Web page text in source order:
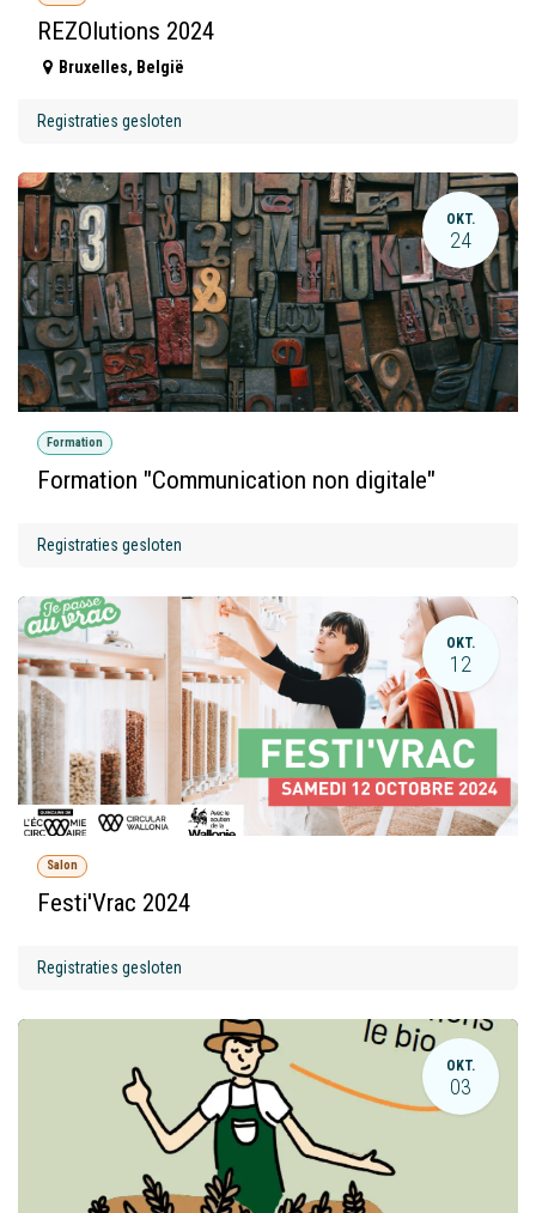
REZOlutions 2024
Bruxelles, België
Registraties gesloten
OKT.
24
Formation
Formation "Communication non digitale"
Registraties gesloten
OKT.
12
Salon
Festi'Vrac 2024
Registraties gesloten
OKT.
03